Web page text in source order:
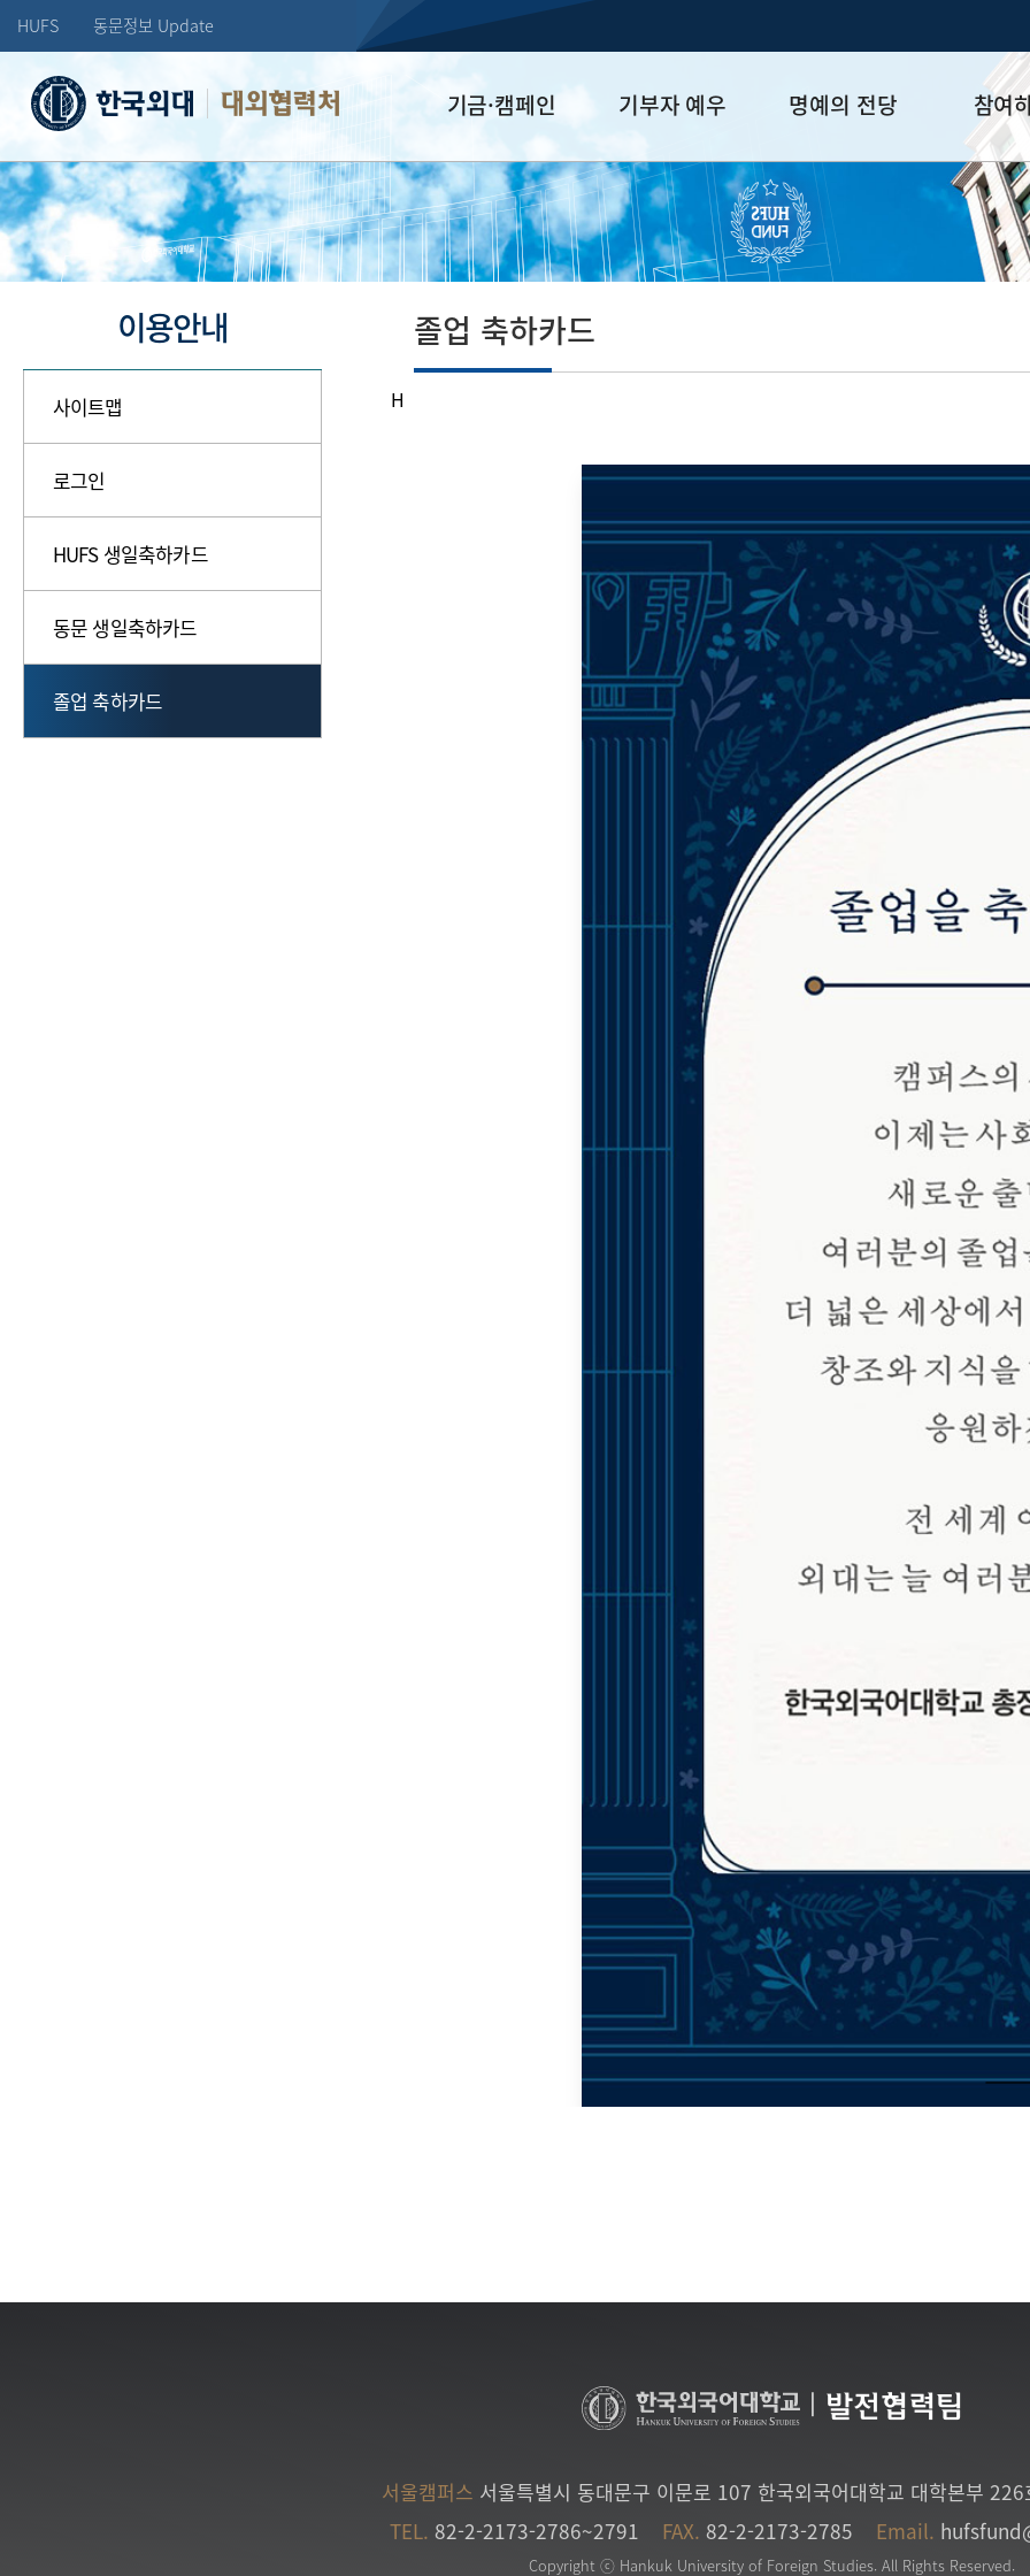
HUFS 동문정보 Update
대외협력처 기금·캠페인
학교발전기금
장학기금
선배드림 장학금
기부자 예우
예우 프로그램
세제 혜택
명예의 전당
HUFS Honor
Diamond Club
Platinum Club
참여
참여방법
기부하기
잠재기부자
이용안내
사이트맵
로그인
HUFS 생일축하카드
동문 생일축하카드
졸업 축하카드
H
졸업 축하카드
| 발전협력팀
서울캠퍼스 서울특별시 동대문구 이문로 107 한국외국어대학교 대학본부
TEL. 82-2-2173-2786~2791 FAX. 82-2-2173-2785 Email.
Copyright ⓒ Hankuk University of Foreign Studies. All Rights Reserved.